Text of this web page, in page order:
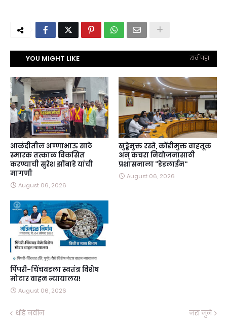
YOU MIGHT LIKE सर्व पहा
आळंदीतील अण्णाभाऊ साठे
स्मारक तत्काळ विकसित
करण्याची सुरेश झोंबाडे यांची
मागणी
August 06, 2026
खुड्डेमुक्त रस्ते, कोंडीमुक्त वाहतूक
अन्‌ कचरा नियोजनासाठी
प्रशासनाला ‘‘डेडलाईन’’
August 06, 2026
पिंपरी-चिंचवडला स्वतंत्र विशेष
मोटार वाहन न्यायालय!
August 06, 2026
थोडे नवीन जरा जुने